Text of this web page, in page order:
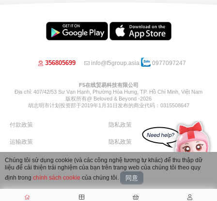
356805699 info@f5group.asia 0977097247
F5在线贸易科技有限公司
Địa chỉ: 407/42/53 Sư Vạn Hạnh, Phường Hòa Hưng, TP. Hồ Chí Minh, Việt Nam
版权所有@ Beloved & Beyond -2026
胡志明市计划投资部于2019年1月31日发布的商业代码：0315508647
付款政策 隐私政策
运输政策 隐私政策
退货政策 退款政策
Image by Freepik
Chúng tôi sử dụng cookie (và các công nghệ tương tự khác) để thu thập dữ
liệu để cải thiện trải nghiệm của bạn trên trang web của chúng tôi theo quy
định trong chính sách cookie của chúng tôi. 同意